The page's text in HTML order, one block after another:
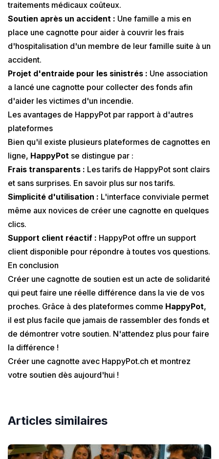
traitements médicaux coûteux.
Soutien après un accident : Une famille a mis en
place une cagnotte pour aider à couvrir les frais
d'hospitalisation d'un membre de leur famille suite à un
accident.
Projet d'entraide pour les sinistrés : Une association
a lancé une cagnotte pour collecter des fonds afin
d'aider les victimes d'un incendie.
Les avantages de HappyPot par rapport à d'autres
plateformes
Bien qu'il existe plusieurs plateformes de cagnottes en
ligne, HappyPot se distingue par :
Frais transparents : Les tarifs de HappyPot sont clairs
et sans surprises. En savoir plus sur nostarifs.
Simplicité d'utilisation : L'interface conviviale permet
même aux novices de créer une cagnotte en quelques
clics.
Support client réactif : HappyPot offre un support
client disponible pour répondre à toutes vos questions.
En conclusion
Créer une cagnotte de soutien est un acte de solidarité
qui peut faire une réelle différence dans la vie de vos
proches. Grâce à des plateformes comme HappyPot,
il est plus facile que jamais de rassembler des fonds et
de démontrer votre soutien. N'attendez plus pour faire
la différence !
Créer une cagnotte avec HappyPot.ch et montrez
votre soutien dès aujourd'hui !
Articles similaires